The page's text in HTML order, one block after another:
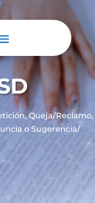
Queja/Reclamo,
o Sugerencia/